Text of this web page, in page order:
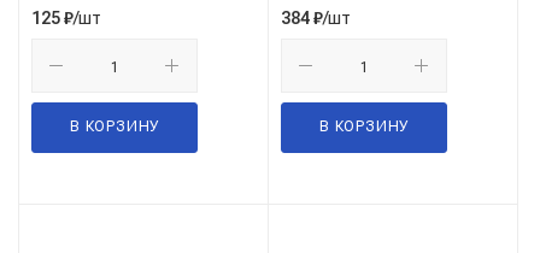
125₽/шт
В КОРЗИНУ
384₽/шт
В КОРЗИНУ